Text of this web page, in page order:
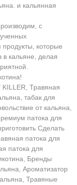
и кальянная
с
которые
кальяне, делая
Травяная
табак для
от кальяна,
патока для
Сделать
патока для
патока для
Бренды
Ароматизатор
Травяные